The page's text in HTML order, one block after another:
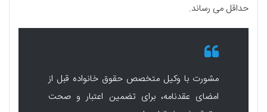
حداقل می رساند.
مشورت با وکیل متخصص حقوق خانواده قبل از
امضای عقدنامه، برای تضمین اعتبار و صحت